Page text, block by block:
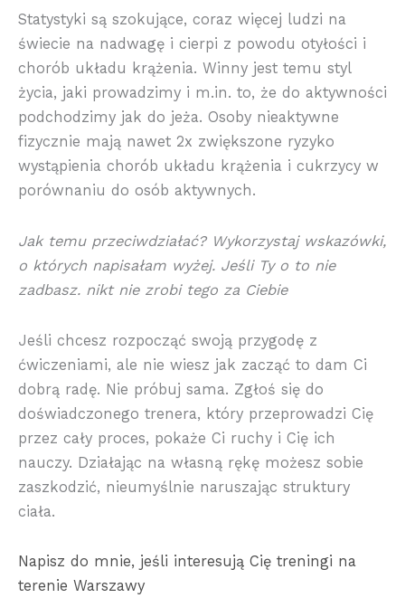
Statystyki są szokujące, coraz więcej ludzi na
świecie na nadwagę i cierpi z powodu otyłości i
chorób układu krążenia. Winny jest temu styl
życia, jaki prowadzimy i m.in. to, że do aktywności
podchodzimy jak do jeża. Osoby nieaktywne
fizycznie mają nawet 2x zwiększone ryzyko
wystąpienia chorób układu krążenia i cukrzycy w
porównaniu do osób aktywnych.
Jak temu przeciwdziałać? Wykorzystaj wskazówki,
o których napisałam wyżej. Jeśli Ty o to nie
zadbasz. nikt nie zrobi tego za Ciebie
Jeśli chcesz rozpocząć swoją przygodę z
ćwiczeniami, ale nie wiesz jak zacząć to dam Ci
dobrą radę. Nie próbuj sama. Zgłoś się do
doświadczonego trenera, który przeprowadzi Cię
przez cały proces, pokaże Ci ruchy i Cię ich
nauczy. Działając na własną rękę możesz sobie
zaszkodzić, nieumyślnie naruszając struktury
ciała.
Napisz do mnie, jeśli interesują Cię treningi na
terenie Warszawy